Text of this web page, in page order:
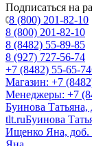
Подписаться на
8 (800) 201-82-10
8 (800) 201-82-10
8 (8482) 55-89-85
8 (927) 727-56-74
+7 (8482) 55-65-74
Магазин: +7
Менеджеры: +7
Буинова Татьяна,
tlt.ruБуинова
Ищенко Яна, доб.